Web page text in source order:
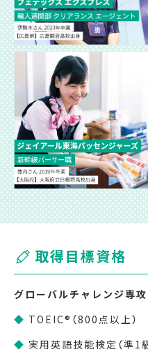
取得目標資格
グローバルチャレンジ専攻
◆ TOEIC®（800点以上）
◆ 実用英語技能検定（準1